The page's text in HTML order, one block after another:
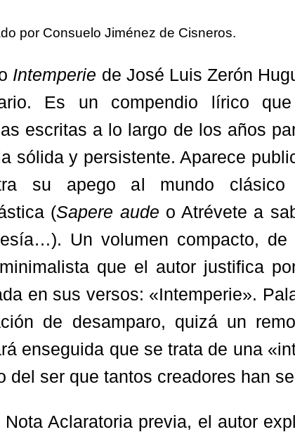
por Consuelo Jiménez de Cisneros.
Intemperie de José Luis Zerón
Es un compendio lírico
escritas a lo largo de los años
sólida y persistente. Aparece
su apego al mundo
(Sapere aude o Atrévete a
Un volumen compacto, de
que el autor justifica
en sus versos: «Intemperie».
de desamparo, quizá un
enseguida que se trata de una
del ser que tantos creadores han
Nota Aclaratoria previa, el autor